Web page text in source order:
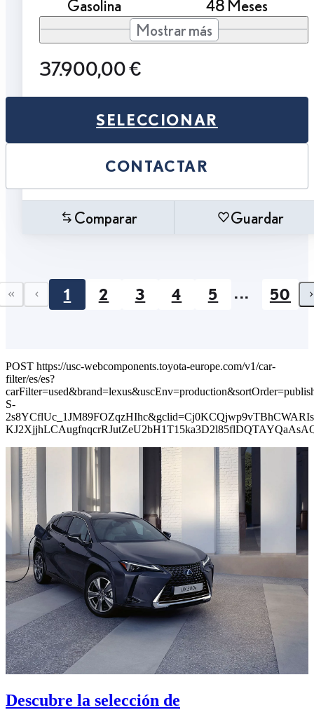
Gasolina
48 Meses
Mostrar más
37.900,00 €
SELECCIONAR
CONTACTAR
Comparar Guardar
First page
Previous page
1 2 3 4 5 ... 50
POST https://usc-webcomponents.toyota-europe.com/v1/car-
filter/es/es?
S-
Descubre la selección de